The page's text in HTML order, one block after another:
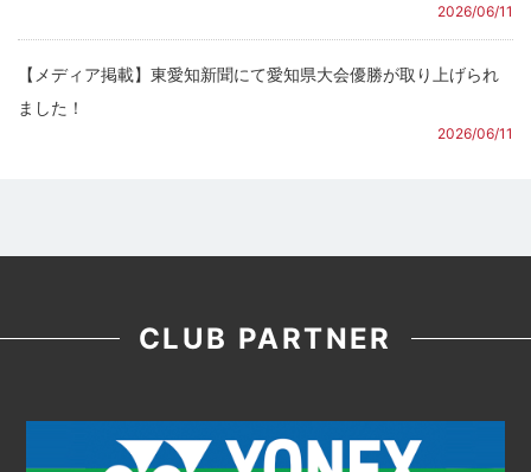
2026/06/11
【メディア掲載】東愛知新聞にて愛知県大会優勝が取り上げられ
ました！
2026/06/11
CLUB PARTNER